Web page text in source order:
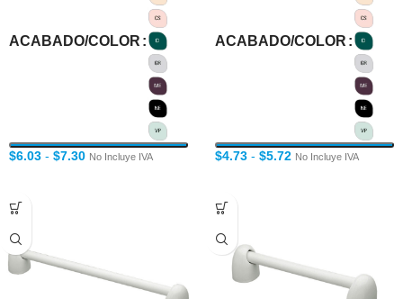
ACABADO/COLOR
$6.03 - $7.30 No Incluye IVA
ACABADO/COLOR
$4.73 - $5.72 No Incluye IVA